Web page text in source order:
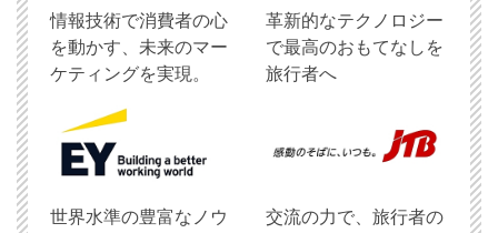
情報技術で消費者の心
を動かす、未来のマー
ケティングを実現。
革新的なテクノロジー
で最高のおもてなしを
旅行者へ
世界水準の豊富なノウ
交流の力で、旅行者の